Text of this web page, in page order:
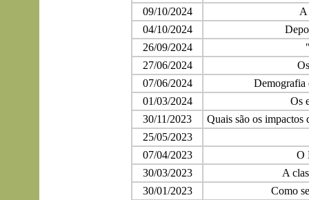
09/10/2024
A
04/10/2024
26/09/2024
27/06/2024
07/06/2024
Demografia
01/03/2024
Os
30/11/2023
Quais são os impactos
25/05/2023
07/04/2023
O
30/03/2023
A
30/01/2023
Como